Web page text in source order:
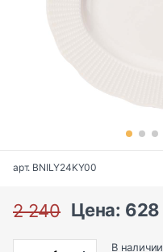
арт. BNILY24KY00
2 240 Цена: 628
В наличии